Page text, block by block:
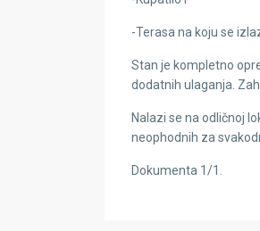
-Terasa na koju se
Stan je kompletno
dodatnih ulaganja.
Nalazi se na odličnoj
neophodnih za
Dokumenta 1/1.